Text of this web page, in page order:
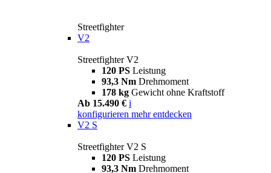
Streetfighter
V2
Streetfighter V2
120 PS Leistung
93,3 Nm Drehmoment
178 kg Gewicht ohne Kraftstoff
Ab 15.490 € i
konfigurieren mehr entdecken
V2 S
Streetfighter V2 S
120 PS Leistung
93,3 Nm Drehmoment